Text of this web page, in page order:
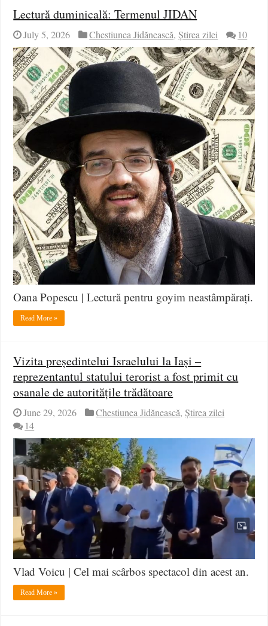
Lectură duminicală: Termenul JIDAN
July 5, 2026 Chestiunea Jidănească,Știrea zilei 10
Oana Popescu | Lectură pentru goyim neastâmpărați.
Read More »
Vizita președintelui Israelului la Iași –
reprezentantul statului terorist a fost primit cu
osanale de autoritățile trădătoare
June 29, 2026 Chestiunea Jidănească,Știrea zilei
14
Vlad Voicu | Cel mai scârbos spectacol din acest an.
Read More »